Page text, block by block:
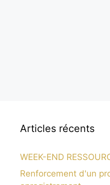
Articles récents
WEEK-END
Renforcement d'un